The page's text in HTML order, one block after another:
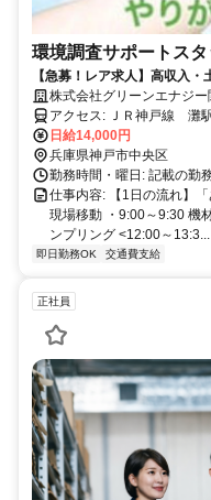
環境調査サポートスタ
【急募！レア求人】高収入
株式会社グリーンエナジー
アクセス: ＪＲ神戸線 灘駅 徒歩９分 阪急神戸線 王子公園駅 徒
歩１１分 阪急神戸線 春
徒歩１４分
日給14,000円
兵庫県神戸市中央区
勤務時間・曜日: 記載の勤
仕事内容: 【1日の流れ】
現場移動 ・9:00～9:30 機
ンプリング <12:00～13:3...
即日勤務OK 交通費支給
正社員